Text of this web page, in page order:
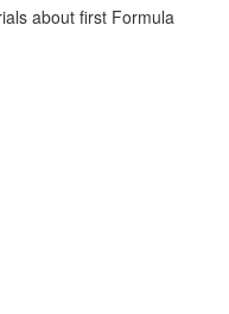
about first Formula